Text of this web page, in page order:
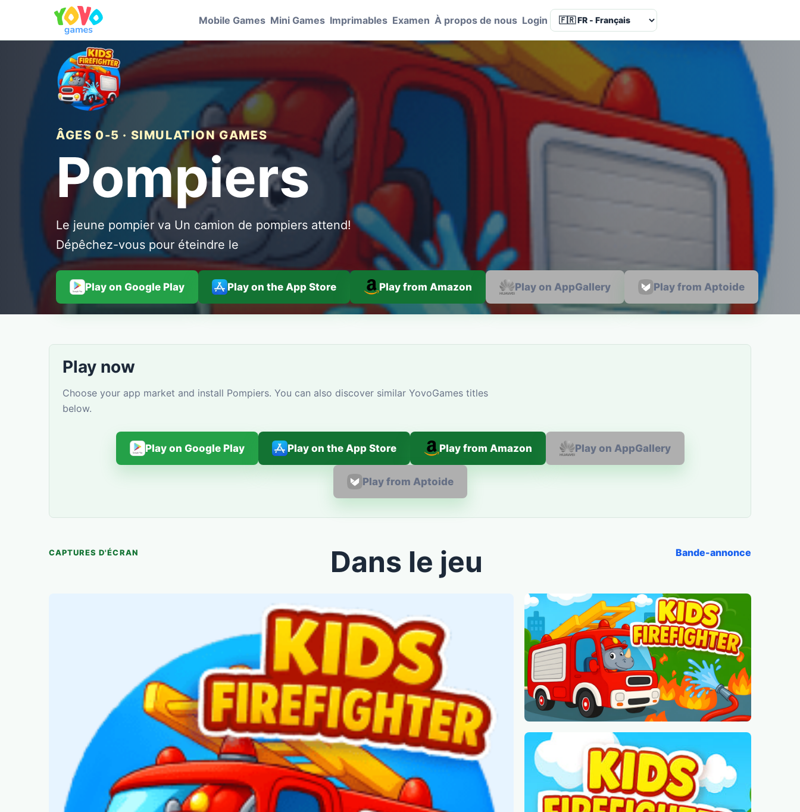
Mobile Games Mini Games Imprimables Examen À propos de nous Login Language
ÂGES 0-5 · SIMULATION GAMES
Pompiers
Le jeune pompier va Un camion de pompiers attend!
Dépêchez-vous pour éteindre le
Play on Google Play Play on the App Store Play from Amazon Play on AppGallery Play from Aptoide
Play now
Choose your app market and install Pompiers. You can also discover similar YovoGames titles
below.
Play on Google Play Play on the App Store Play from Amazon Play on AppGallery
Play from Aptoide
CAPTURES D'ÉCRAN Dans le jeu Bande-annonce